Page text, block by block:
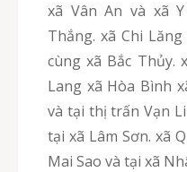
xã Vân An và xã
Thắng. xã Chi
cùng xã Bắc Thủy.
Lang xã Hòa Bình
và tại thị trấn Vạn
tại xã Lâm Sơn. xã
Mai Sao và tại xã